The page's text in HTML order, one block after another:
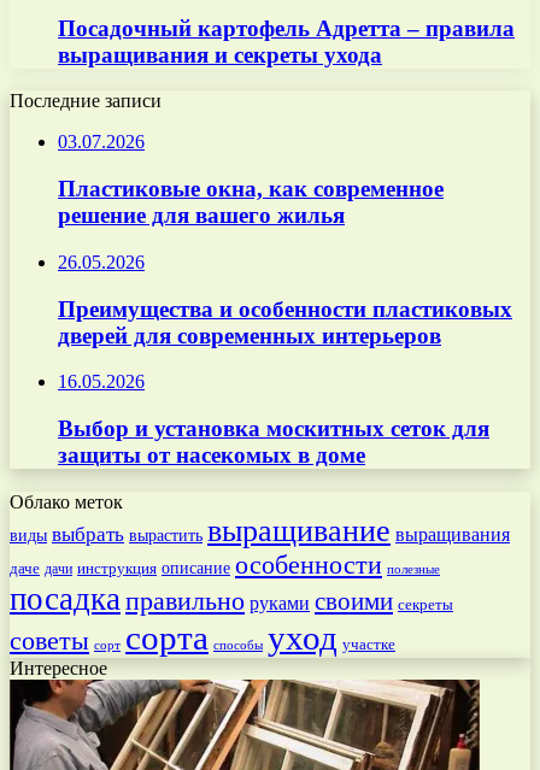
Посадочный картофель Адретта – правила
выращивания и секреты ухода
Последние записи
03.07.2026
Пластиковые окна, как современное
решение для вашего жилья
26.05.2026
Преимущества и особенности пластиковых
дверей для современных интерьеров
16.05.2026
Выбор и установка москитных сеток для
защиты от насекомых в доме
Облако меток
виды выбрать вырастить выращивание выращивания
даче дачи инструкция описание особенности полезные
посадка правильно руками своими секреты
советы сорт сорта способы уход участке
Интересное